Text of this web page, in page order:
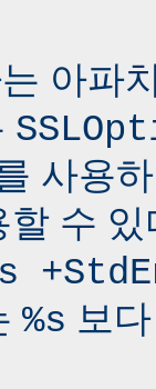
아파
사용
할 수
%s 보